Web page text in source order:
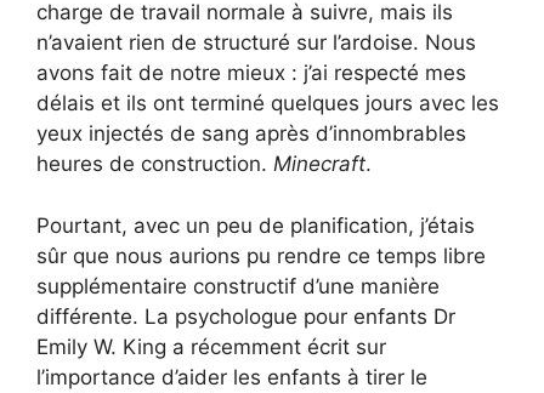
charge de travail normale à suivre, mais ils
n’avaient rien de structuré sur l’ardoise. Nous
avons fait de notre mieux : j’ai respecté mes
délais et ils ont terminé quelques jours avec les
yeux injectés de sang après d’innombrables
heures de construction. Minecraft.
Pourtant, avec un peu de planification, j’étais
sûr que nous aurions pu rendre ce temps libre
supplémentaire constructif d’une manière
différente. La psychologue pour enfants Dr
Emily W. King a récemment écrit sur
l’importance d’aider les enfants à tirer le